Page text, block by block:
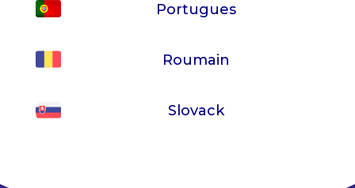
Portugues
Roumain
Slovack